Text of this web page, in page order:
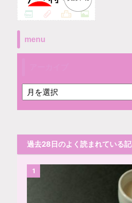
menu
過去28日のよく読まれている
1